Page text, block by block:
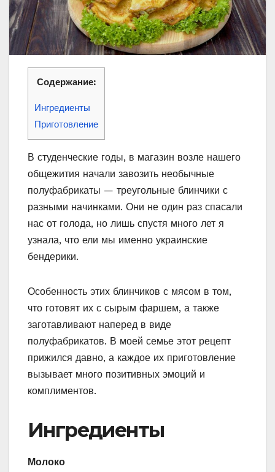
Содержание:
Ингредиенты
Приготовление
В студенческие годы, в магазин возле нашего
общежития начали завозить необычные
полуфабрикаты — треугольные блинчики с
разными начинками. Они не один раз спасали
нас от голода, но лишь спустя много лет я
узнала, что ели мы именно украинские
бендерики.
Особенность этих блинчиков с мясом в том,
что готовят их с сырым фаршем, а также
заготавливают наперед в виде
полуфабрикатов. В моей семье этот рецепт
прижился давно, а каждое их приготовление
вызывает много позитивных эмоций и
комплиментов.
Ингредиенты
Молоко